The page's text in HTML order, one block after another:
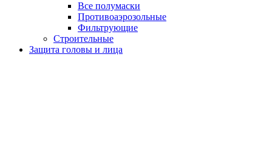
Все полумаски
Противоаэрозольные
Фильтрующие
Строительные
Защита головы и лица